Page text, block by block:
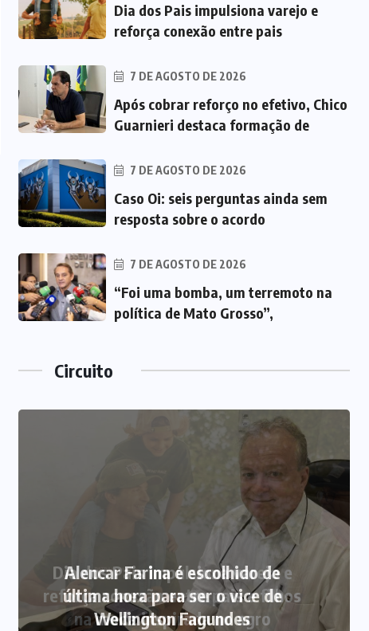
Dia dos Pais impulsiona varejo e
reforça conexão entre pais
7 DE AGOSTO DE 2026
Após cobrar reforço no efetivo, Chico
Guarnieri destaca formação de
7 DE AGOSTO DE 2026
Caso Oi: seis perguntas ainda sem
resposta sobre o acordo
7 DE AGOSTO DE 2026
“Foi uma bomba, um terremoto na
política de Mato Grosso”,
Circuito
Alencar Farina é escolhido de
última hora para ser o vice de
Wellington Fagundes